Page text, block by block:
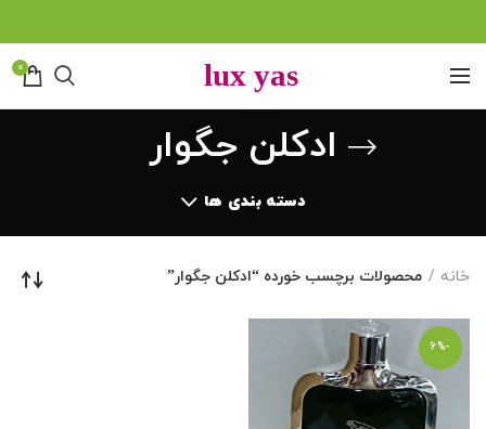
0
ادکلن جگوار
دسته بندی ها
خانه محصولات برچسب خورده “ادکلن جگوار”
-6%